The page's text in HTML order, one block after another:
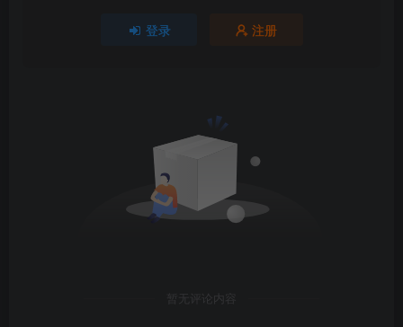
登录 注册
暂无评论内容